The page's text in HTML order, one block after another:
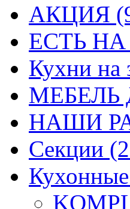
АКЦИЯ
ЕСТЬ
Кухни на
МЕБЕЛЬ
НАШИ
Секции